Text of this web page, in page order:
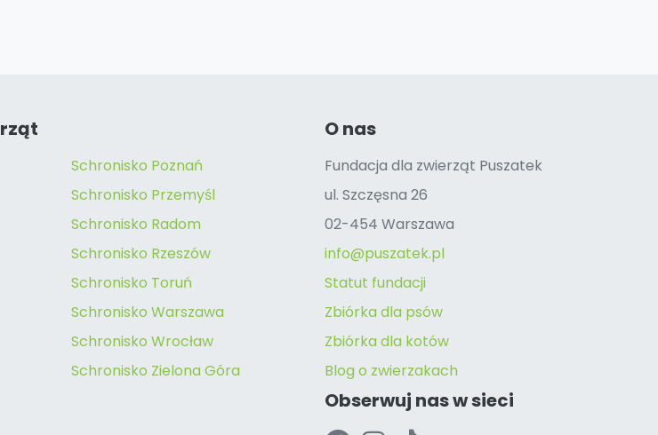
Schronisko Poznań
Schronisko Przemyśl
Schronisko Radom
Schronisko Rzeszów
Schronisko Toruń
Schronisko Warszawa
Schronisko Wrocław
Schronisko Zielona Góra
O nas
Fundacja dla zwierząt Puszatek
ul. Szczęsna 26
02-454 Warszawa
info@puszatek.pl
Statut fundacji
Zbiórka dla psów
Zbiórka dla kotów
Blog o zwierzakach
Obserwuj nas w sieci